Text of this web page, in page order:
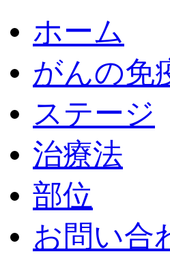
ホーム
がんの免
ステージ
治療法
部位
お問い合